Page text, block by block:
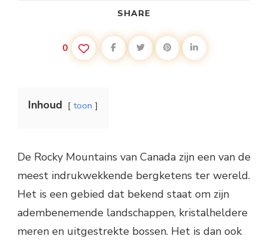
SHARE
0
Inhoud toon
De Rocky Mountains van Canada zijn een van de
meest indrukwekkende bergketens ter wereld.
Het is een gebied dat bekend staat om zijn
adembenemende landschappen, kristalheldere
meren en uitgestrekte bossen. Het is dan ook